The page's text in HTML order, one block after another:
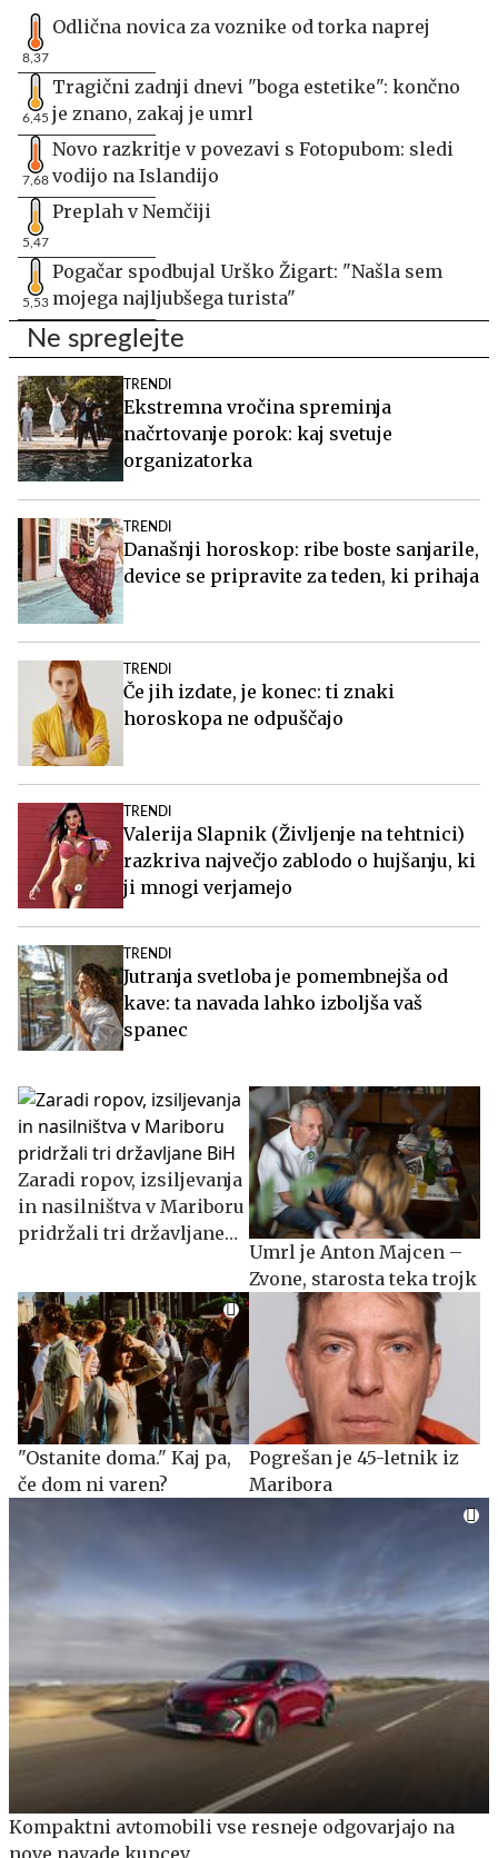
8,37
Odlična novica za voznike od torka naprej
6,45
Tragični zadnji dnevi "boga estetike": končno
je znano, zakaj je umrl
7,68
Novo razkritje v povezavi s Fotopubom: sledi
vodijo na Islandijo
5,47
Preplah v Nemčiji
5,53
Pogačar spodbujal Urško Žigart: "Našla sem
mojega najljubšega turista"
Ne spreglejte
TRENDI
Ekstremna vročina spreminja
načrtovanje porok: kaj svetuje
organizatorka
TRENDI
Današnji horoskop: ribe boste sanjarile,
device se pripravite za teden, ki prihaja
TRENDI
Če jih izdate, je konec: ti znaki
horoskopa ne odpuščajo
TRENDI
Valerija Slapnik (Življenje na tehtnici)
razkriva največjo zablodo o hujšanju, ki
ji mnogi verjamejo
TRENDI
Jutranja svetloba je pomembnejša od
kave: ta navada lahko izboljša vaš
spanec
Zaradi ropov, izsiljevanja
in nasilništva v Mariboru
pridržali tri državljane
Umrl je Anton Majcen –
Zvone, starosta teka trojk
"Ostanite doma." Kaj pa,
če dom ni varen?
Pogrešan je 45-letnik iz
Maribora
Kompaktni avtomobili vse resneje odgovarjajo na